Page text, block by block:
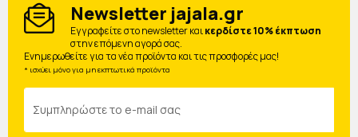
Newsletter jajala.gr
Eγγραφείτε στο newsletter καικερδίστε 10% έκπτωση
στην επόμενη αγορά σας.
Ενημερωθείτε για τα νέα προϊόντα και τις προσφορές μας!
* ισχύει μόνο για μη εκπτωτικά προϊόντα